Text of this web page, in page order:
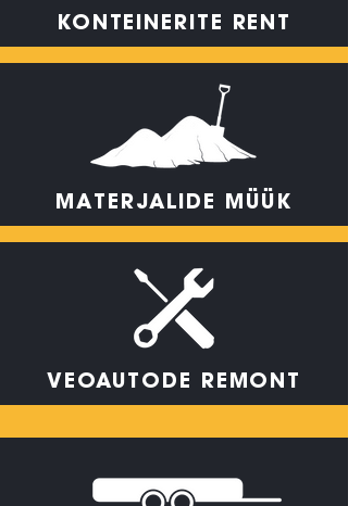
KONTEINERITE RENT
MATERJALIDE MÜÜK
VEOAUTODE REMONT